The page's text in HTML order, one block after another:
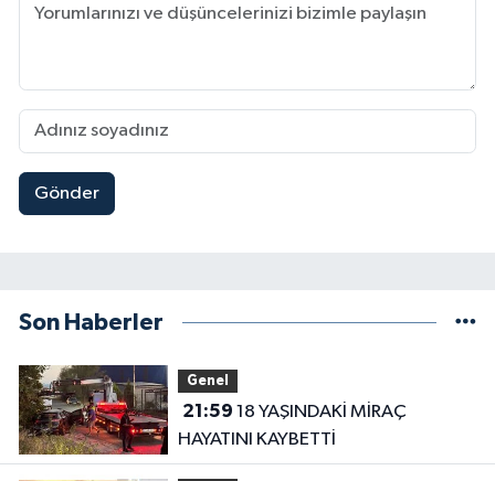
Gönder
Son Haberler
Genel
21:59
HAYATINI KAYBETTİ